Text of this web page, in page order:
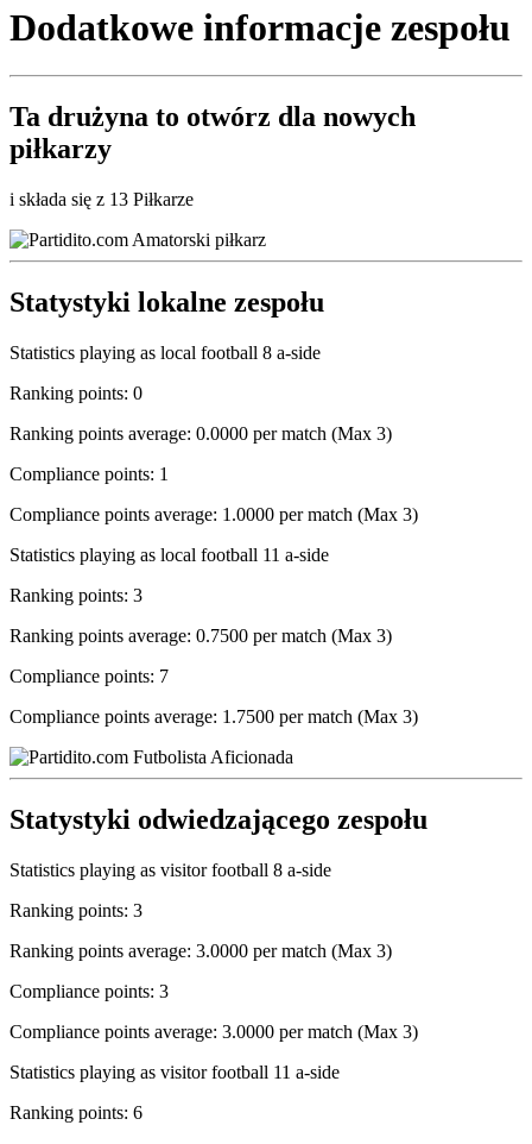
Dodatkowe informacje zespołu
Ta drużyna to otwórz dla nowych
piłkarzy
i składa się z 13 Piłkarze
Statystyki lokalne zespołu
Statistics playing as local football 8 a-side
Ranking points: 0
Ranking points average: 0.0000 per match (Max 3)
Compliance points: 1
Compliance points average: 1.0000 per match (Max 3)
Statistics playing as local football 11 a-side
Ranking points: 3
Ranking points average: 0.7500 per match (Max 3)
Compliance points: 7
Compliance points average: 1.7500 per match (Max 3)
Statystyki odwiedzającego zespołu
Statistics playing as visitor football 8 a-side
Ranking points: 3
Ranking points average: 3.0000 per match (Max 3)
Compliance points: 3
Compliance points average: 3.0000 per match (Max 3)
Statistics playing as visitor football 11 a-side
Ranking points: 6